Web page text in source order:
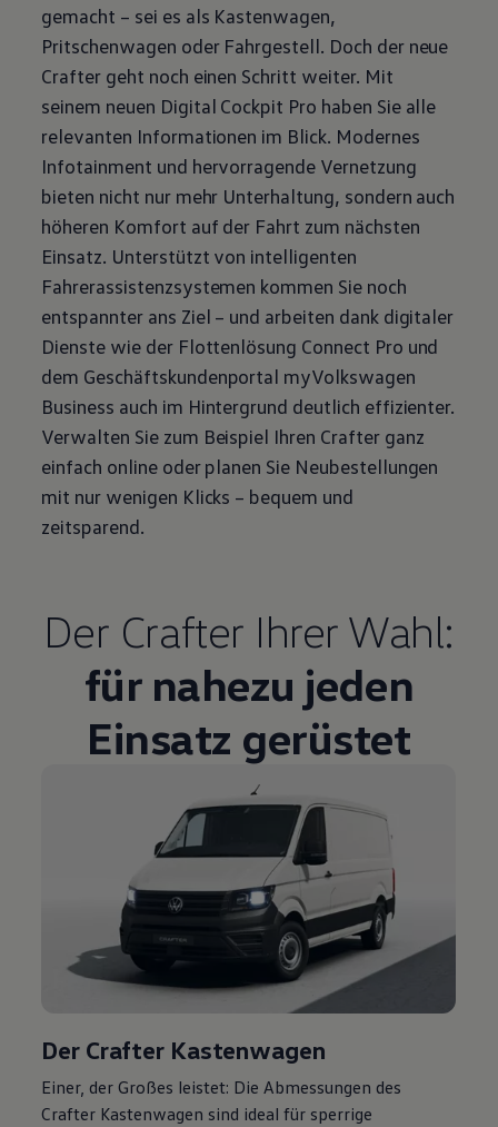
gemacht – sei es als Kastenwagen,
Pritschenwagen oder Fahrgestell. Doch der neue
Crafter geht noch einen Schritt weiter. Mit
seinem neuen Digital Cockpit Pro haben Sie alle
relevanten Informationen im Blick. Modernes
Infotainment und hervorragende Vernetzung
bieten nicht nur mehr Unterhaltung, sondern auch
höheren Komfort auf der Fahrt zum nächsten
Einsatz. Unterstützt von intelligenten
Fahrerassistenzsystemen kommen Sie noch
entspannter ans Ziel – und arbeiten dank digitaler
Dienste wie der Flottenlösung Connect Pro und
dem Geschäftskundenportal myVolkswagen
Business auch im Hintergrund deutlich effizienter.
Verwalten Sie zum Beispiel Ihren Crafterganz
einfach online oder planen Sie Neubestellungen
mit nur wenigen Klicks – bequem und
zeitsparend.
Der CrafterIhrer Wahl:
für nahezu jeden
Einsatz gerüstet
Der Crafter Kastenwagen
Einer, der Großes leistet: Die Abmessungen des
Crafter Kastenwagen sind ideal für sperrige